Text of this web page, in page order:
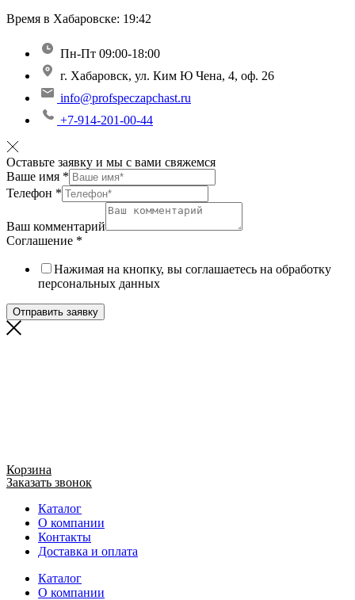
Время в Хабаровске: 19:42
Пн-Пт 09:00-18:00
г. Хабаровск, ул. Ким Ю Чена, 4, оф. 26
info@profspeczapchast.ru
+7-914-201-00-44
Оставьте заявку и мы с вами свяжемся
Ваше имя *
Телефон *
Ваш комментарий
Соглашение *
Нажимая на кнопку, вы соглашаетесь на обработку
персональных данных
Отправить заявку
Корзина
Заказать звонок
Каталог
О компании
Контакты
Доставка и оплата
Каталог
О компании